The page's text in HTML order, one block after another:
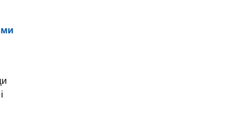
ми